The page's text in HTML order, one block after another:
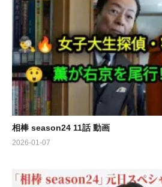
相棒 season24 11話 動画
2026-01-07